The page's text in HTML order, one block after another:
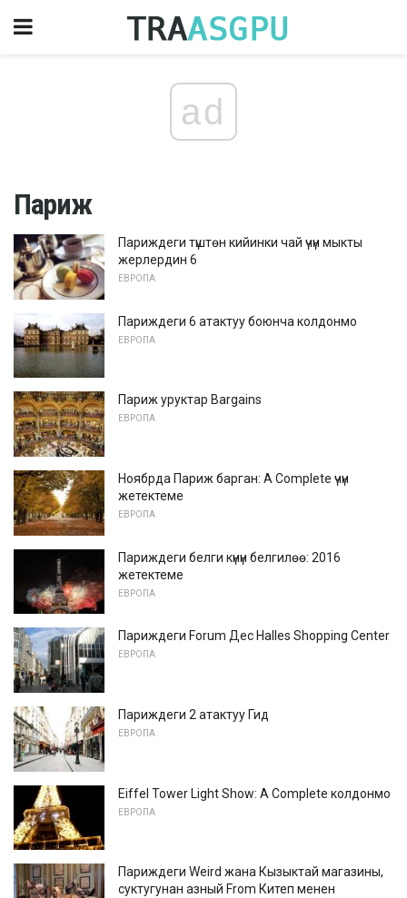
ad
Париж
Париждеги түштөн кийинки чай үчүн мыкты
жерлердин 6
ЕВРОПА
Париждеги 6 атактуу боюнча колдонмо
ЕВРОПА
Париж уруктар Bargains
ЕВРОПА
Ноябрда Париж барган: A Complete үчүн
жетектеме
ЕВРОПА
Париждеги белги күнүн белгилөө: 2016
жетектеме
ЕВРОПА
Париждеги Forum Дес Halles Shopping Center
ЕВРОПА
Париждеги 2 атактуу Гид
ЕВРОПА
Eiffel Tower Light Show: A Complete колдонмо
ЕВРОПА
Париждеги Weird жана Кызыктай магазины,
суктугунан азный From Китеп менен